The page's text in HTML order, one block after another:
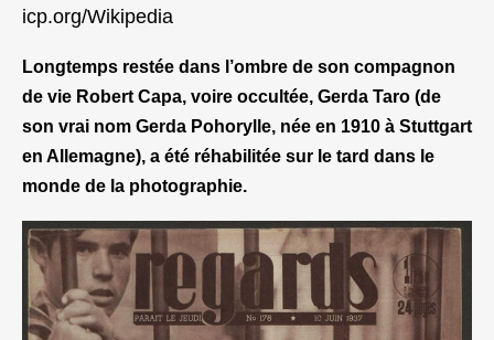
icp.org/Wikipedia
Longtemps restée dans l’ombre de son compagnon
de vie Robert Capa, voire occultée, Gerda Taro (de
son vrai nom Gerda Pohorylle, née en 1910 à Stuttgart
en Allemagne), a été réhabilitée sur le tard dans le
monde de la photographie.